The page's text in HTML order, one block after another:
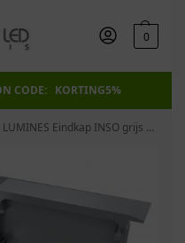
0
CODE: KORTING5%
LUMINES Eindkap INSO grijs Universeel